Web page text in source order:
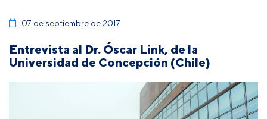
07 de septiembre de 2017
Entrevista al Dr. Óscar Link, de la
Universidad de Concepción (Chile)